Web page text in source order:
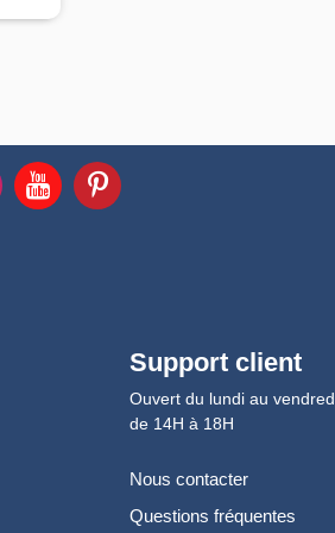
Support client
Ouvert du lundi au
de 14H à 18H
Nous contacter
Questions fréquentes